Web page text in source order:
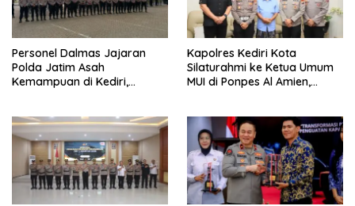
Personel Dalmas Jajaran
Polda Jatim Asah
Kemampuan di Kediri,
Kamtibmas
Kapolres Kediri Kota
Silaturahmi ke Ketua Umum
MUI di Ponpes Al Amien,